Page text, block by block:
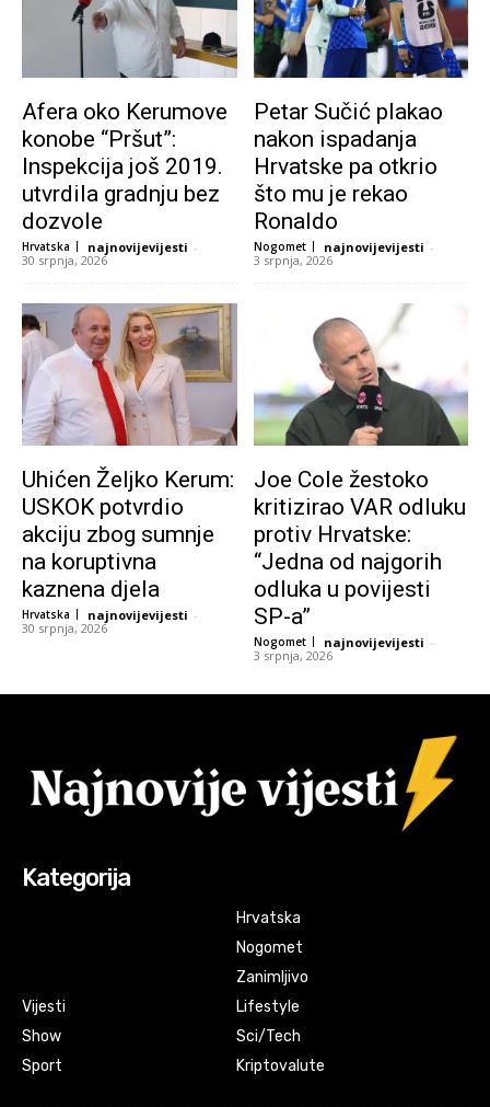
Afera oko Kerumove
konobe “Pršut”:
Inspekcija još 2019.
utvrdila gradnju bez
dozvole
Hrvatska najnovijevijesti -
30 srpnja, 2026
Petar Sučić plakao
nakon ispadanja
Hrvatske pa otkrio
što mu je rekao
Ronaldo
Nogomet najnovijevijesti -
3 srpnja, 2026
Uhićen Željko Kerum:
USKOK potvrdio
akciju zbog sumnje
na koruptivna
kaznena djela
Hrvatska najnovijevijesti -
30 srpnja, 2026
Joe Cole žestoko
kritizirao VAR odluku
protiv Hrvatske:
“Jedna od najgorih
odluka u povijesti
SP-a”
Nogomet najnovijevijesti -
3 srpnja, 2026
Kategorija
Vijesti
Show
Sport
Hrvatska
Nogomet
Zanimljivo
Lifestyle
Sci/Tech
Kriptovalute